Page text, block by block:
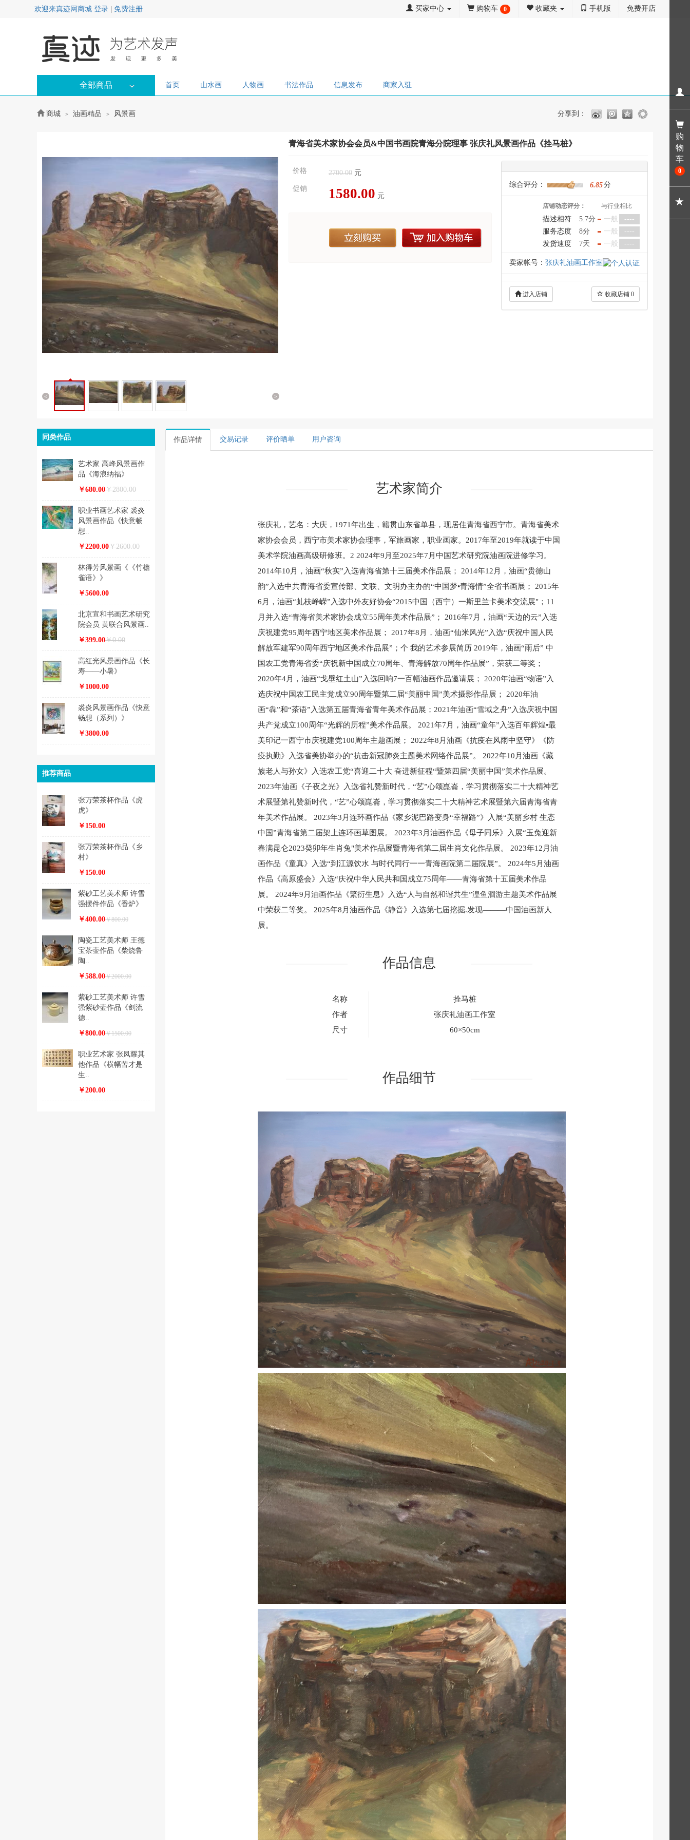
欢迎来真迹网商城 登录 免费注册 买家中心 购物车 0 收藏夹 手机版 免费开店
全部商品 首页 山水画 人物画 书法作品 信息发布 商家入驻
分享到：
商城 > 油画精品 > 风景画
< >
青海省美术家协会会员&中国书画院青海分院理事 张庆礼风景画作品《拴马桩》
价格 2700.00 元
促销 1580.00 元
立刻购买 加入购物车
综合评分： 6.85分
店铺动态评分： 与行业相比
描述相符 5.7分 一般
----
服务态度
8分 一般
----
发货速度
7天 一般 ----
卖家帐号： 张庆礼油画工作室
进入店铺 收藏店铺 0
同类作品
艺术家 高峰风景画作
品《海浪纳福》
￥680.00￥2800.00
职业书画艺术家 裘炎
风景画作品《快意畅
想..
￥2200.00￥2600.00
林得芳风景画《《竹檐
雀语》》
￥5600.00
北京宣和书画艺术研究
院会员 黄联合风景画..
￥399.00￥0.00
高红光风景画作品《长
寿——小暑》
￥1000.00
裘炎风景画作品《快意
畅想（系列）》
￥3800.00
推荐商品
张万荣茶杯作品《虎
虎》
￥150.00
张万荣茶杯作品《乡
村》
￥150.00
紫砂工艺美术师 许雪
强摆件作品《香炉》
￥400.00￥800.00
陶瓷工艺美术师 王德
宝茶壶作品《柴烧鲁
陶..
￥588.00￥2000.00
紫砂工艺美术师 许雪
强紫砂壶作品《剑流
德..
￥800.00￥1500.00
职业艺术家 张凤耀其
他作品《横幅苦才是
生..
￥200.00
作品详情 交易记录 评价晒单 用户咨询
艺术家简介
张庆礼，艺名：大庆，1971年出生，籍贯山东省单县，现居住青海省西宁市。青海省美术
家协会会员，西宁市美术家协会理事，军旅画家，职业画家。2017年至2019年就读于中国
美术学院油画高级研修班。2 2024年9月至2025年7月中国艺术研究院油画院进修学习。
2014年10月，油画“秋实”入选青海省第十三届美术作品展； 2014年12月，油画“贵德山
韵”入选中共青海省委宣传部、文联、文明办主办的“中国梦•青海情”全省书画展； 2015年
6月，油画“虬枝峥嵘”入选中外友好协会“2015中国（西宁）一斯里兰卡美术交流展"；11
月并入选“青海省美术家协会成立55周年美术作品展”； 2016年7月，油画“天边的云”入选
庆祝建党95周年西宁地区美术作品展； 2017年8月，油画“仙米风光”入选“庆祝中国人民
解放军建军90周年西宁地区美术作品展”；个 我的艺术参展简历 2019年，油画“雨后” 中
国农工党青海省委“庆祝新中国成立70周年、青海解放70周年作品展”，荣获二等奖；
2020年4月，油画“戈壁红土山”入选回响7一百幅油画作品邀请展； 2020年油画“物语”入
选庆祝中国农工民主党成立90周年暨第二届“美丽中国”美术摄影作品展； 2020年油
画“犇”和“茶语”入选第五届青海省青年美术作品展；2021年油画“雪域之舟”入选庆祝中国
共产党成立100周年“光辉的历程”美术作品展。 2021年7月，油画“童年”入选百年辉煌•最
美印记一西宁市庆祝建党100周年主题画展； 2022年8月油画《抗疫在风雨中坚守》《防
疫执勤》入选省美协举办的“抗击新冠肺炎主题美术网络作品展”。 2022年10月油画《藏
族老人与孙女》入选农工党“喜迎二十大 奋进新征程“暨第四届“美丽中国”美术作品展。
2023年油画《子夜之光》入选省礼赞新时代，“艺”心颂崑崙，学习贯彻落实二十大精神艺
术展暨第礼赞新时代，“艺”心颂崑崙，学习贯彻落实二十大精神艺术展暨第六届青海省青
年美术作品展。 2023年3月连环画作品《家乡泥巴路变身“幸福路”》入展“美丽乡村 生态
中国”青海省第二届架上连环画草图展。 2023年3月油画作品《母子同乐》入展“玉兔迎新
春满昆仑2023癸卯年生肖兔"美术作品展暨青海省第二届生肖文化作品展。 2023年12月油
画作品《童真》入选“到江源饮水 与时代同行一一青海画院第二届院展”。 2024年5月油画
作品《高原盛会》入选“庆祝中华人民共和国成立75周年——青海省第十五届美术作品
展。 2024年9月油画作品《繁衍生息》入选“人与自然和谐共生”湟鱼洄游主题美术作品展
中荣获二等奖。 2025年8月油画作品《静音》入选第七届挖掘.发现———中国油画新人
展。
作品信息
名称
拴马桩
作者
张庆礼油画工作室
尺寸
60×50cm
作品细节
购
物
车
0